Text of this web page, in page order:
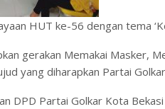
HUT ke-56 dengan tema
gerakan Memakai Masker,
yang diharapkan Partai
DPD Partai Golkar Kota